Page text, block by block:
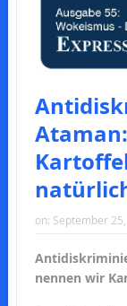
on: September
nennen wir